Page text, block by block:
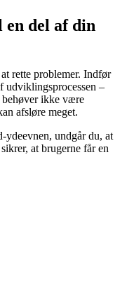
del af din
rette problemer. Indfør
udviklingsprocessen –
behøver ikke være
afsløre meget.
ydeevnen, undgår du, at
at brugerne får en